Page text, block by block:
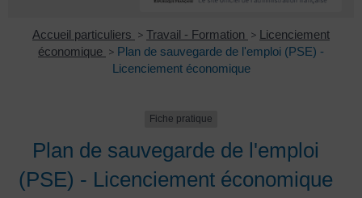
Accueil particuliers > Travail - Formation > Licenciement
économique > Plan de sauvegarde de l'emploi (PSE) -
Licenciement économique
Fiche pratique
Plan de sauvegarde de l'emploi
(PSE) - Licenciement économique